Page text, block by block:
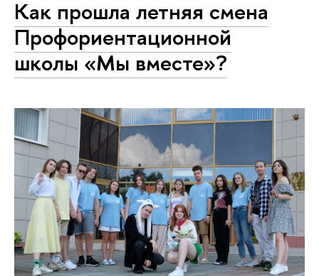
Как прошла летняя смена
Профориентационной
школы «Мы вместе»?